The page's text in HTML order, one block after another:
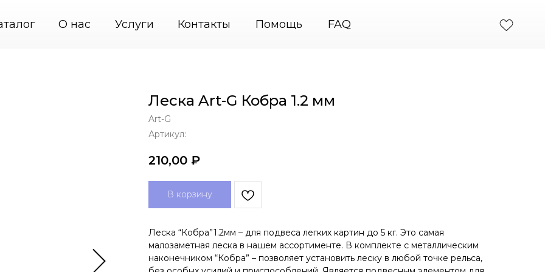
FAQ
Помощь
Контакты
Услуги
О нас
Леска Art-G Кобра 1.2 мм
Art-G
Артикул:
210,00 ₽
В корзину
Леска “Кобра”1.2мм – для подвеса легких картин до 5 кг. Это самая
малозаметная леска в нашем ассортименте. В комплекте с металлическим
наконечником “Кобра” – позволяет установить леску в любой точке рельса,